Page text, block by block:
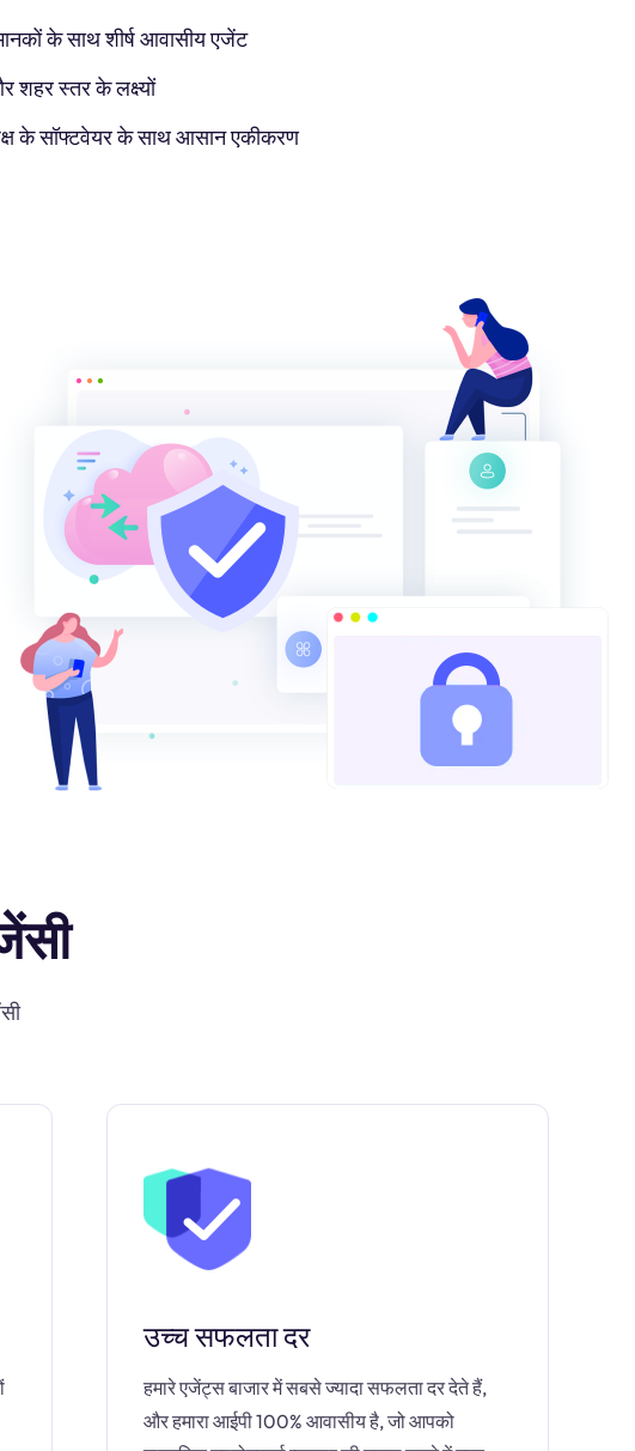
के साथ शीर्ष आवासीय एजेंट
शहर स्तर के लक्ष्यों
के सॉफ्टवेयर के साथ आसान एकीकरण
उच्च सफलता दर
हमारे एजेंट्स बाजार में सबसे ज्यादा सफलता दर देते हैं,
और हमारा आईपी 100% आवासीय है, जो आपको